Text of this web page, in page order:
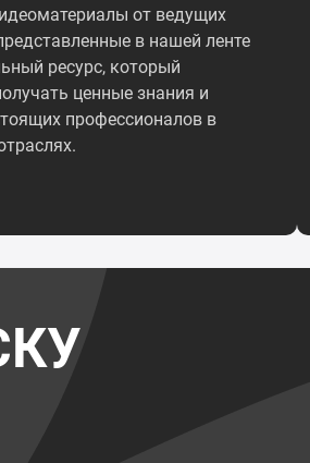
от ведущих
в нашей ленте
ресурс, который
ценные знания и
профессионалов в